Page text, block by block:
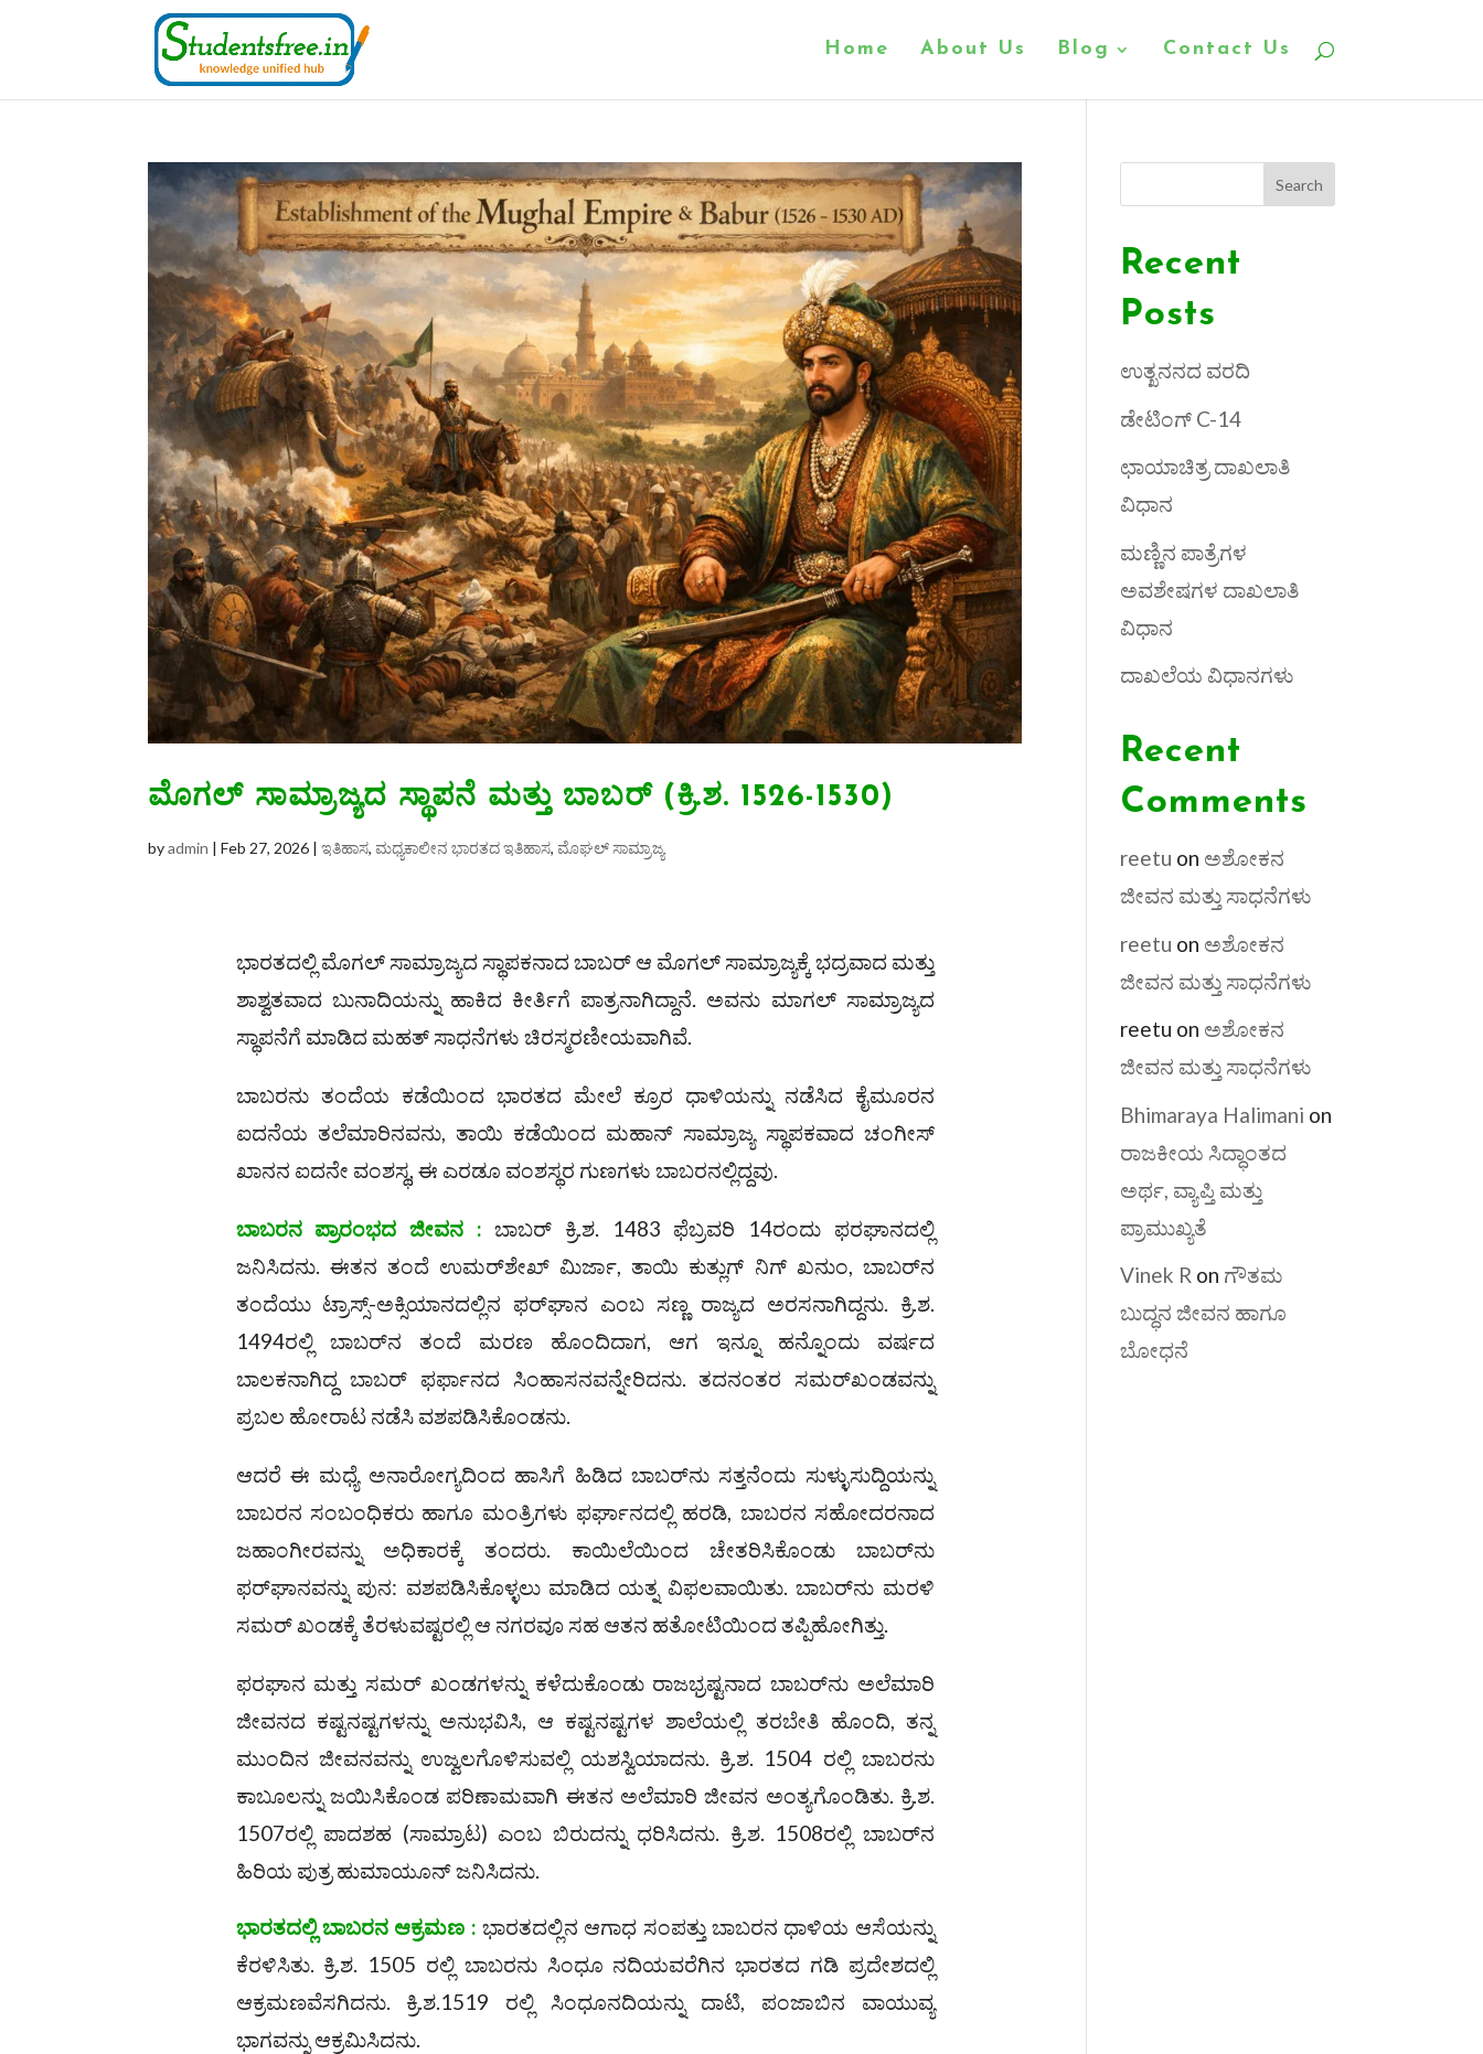
Home About Us Blog Contact Us
ಮೊಗಲ್ ಸಾಮ್ರಾಜ್ಯದ ಸ್ಥಾಪನೆ ಮತ್ತು ಬಾಬರ್ (ಕ್ರಿ.ಶ. 1526-1530)
byadmin |Feb 27, 2026 |ಇತಿಹಾಸ,ಮಧ್ಯಕಾಲೀನ ಭಾರತದ ಇತಿಹಾಸ,ಮೊಘಲ್‌ ಸಾಮ್ರಾಜ್ಯ
ಭಾರತದಲ್ಲಿ ಮೊಗಲ್ ಸಾಮ್ರಾಜ್ಯದ ಸ್ಥಾಪಕನಾದ ಬಾಬ‌ರ್ ಆ ಮೊಗಲ್ ಸಾಮ್ರಾಜ್ಯಕ್ಕೆ ಭದ್ರವಾದ ಮತ್ತು
ಶಾಶ್ವತವಾದ ಬುನಾದಿಯನ್ನು ಹಾಕಿದ ಕೀರ್ತಿಗೆ ಪಾತ್ರನಾಗಿದ್ದಾನೆ. ಅವನು ಮಾಗಲ್ ಸಾಮ್ರಾಜ್ಯದ
ಸ್ಥಾಪನೆಗೆ ಮಾಡಿದ ಮಹತ್ ಸಾಧನೆಗಳು ಚಿರಸ್ಮರಣೀಯವಾಗಿವೆ.
ಬಾಬರನು ತಂದೆಯ ಕಡೆಯಿಂದ ಭಾರತದ ಮೇಲೆ ಕ್ರೂರ ಧಾಳಿಯನ್ನು ನಡೆಸಿದ ಕೈಮೂರನ
ಐದನೆಯ ತಲೆಮಾರಿನವನು, ತಾಯಿ ಕಡೆಯಿಂದ ಮಹಾನ್ ಸಾಮ್ರಾಜ್ಯ ಸ್ಥಾಪಕವಾದ ಚಂಗೀಸ್
ಖಾನನ ಐದನೇ ವಂಶಸ್ಥ, ಈ ಎರಡೂ ವಂಶಸ್ಥರ ಗುಣಗಳು ಬಾಬರನಲ್ಲಿದ್ದವು.
ಬಾಬರನ ಪ್ರಾರಂಭದ ಜೀವನ : ಬಾಬರ್ ಕ್ರಿ.ಶ. 1483 ಫೆಬ್ರವರಿ 14ರಂದು ಫರಘಾನದಲ್ಲಿ
ಜನಿಸಿದನು. ಈತನ ತಂದೆ ಉಮರ್‌ಶೇಖ್ ಮಿರ್ಜಾ, ತಾಯಿ ಕುತ್ಲುಗ್ ನಿಗ್ ಖನುಂ, ಬಾಬರ್‌ನ
ತಂದೆಯು ಟ್ರಾಸ್ಸ್‌-ಅಕ್ಸಿಯಾನದಲ್ಲಿನ ಫ‌ರ್‌ಘಾನ ಎಂಬ ಸಣ್ಣ ರಾಜ್ಯದ ಅರಸನಾಗಿದ್ದನು. ಕ್ರಿ.ಶ.
1494ರಲ್ಲಿ ಬಾಬರ್‌ನ ತಂದೆ ಮರಣ ಹೊಂದಿದಾಗ, ಆಗ ಇನ್ನೂ ಹನ್ನೊಂದು ವರ್ಷದ
ಬಾಲಕನಾಗಿದ್ದ ಬಾಬರ್ ಫರ್ಫಾನದ ಸಿಂಹಾಸನವನ್ನೇರಿದನು. ತದನಂತರ ಸಮ‌ರ್‌ಖಂಡವನ್ನು
ಪ್ರಬಲ ಹೋರಾಟ ನಡೆಸಿ ವಶಪಡಿಸಿಕೊಂಡನು.
ಆದರೆ ಈ ಮಧ್ಯೆ ಅನಾರೋಗ್ಯದಿಂದ ಹಾಸಿಗೆ ಹಿಡಿದ ಬಾಬರ್‌ನು ಸತ್ತನೆಂದು ಸುಳ್ಳುಸುದ್ದಿಯನ್ನು
ಬಾಬರನ ಸಂಬಂಧಿಕರು ಹಾಗೂ ಮಂತ್ರಿಗಳು ಫರ್ಘಾನದಲ್ಲಿ ಹರಡಿ, ಬಾಬರನ ಸಹೋದರನಾದ
ಜಹಾಂಗೀರವನ್ನು ಅಧಿಕಾರಕ್ಕೆ ತಂದರು. ಕಾಯಿಲೆಯಿಂದ ಚೇತರಿಸಿಕೊಂಡು ಬಾಬರ್‌ನು
ಫರ್‌ಘಾನವನ್ನು ಪುನ: ವಶಪಡಿಸಿಕೊಳ್ಳಲು ಮಾಡಿದ ಯತ್ನ ವಿಫಲವಾಯಿತು. ಬಾಬರ್‌ನು ಮರಳಿ
ಸಮರ್ ಖಂಡಕ್ಕೆ ತೆರಳುವಷ್ಟರಲ್ಲಿ ಆ ನಗರವೂ ಸಹ ಆತನ ಹತೋಟಿಯಿಂದ ತಪ್ಪಿಹೋಗಿತ್ತು.
ಫರಘಾನ ಮತ್ತು ಸಮರ್ ಖಂಡಗಳನ್ನು ಕಳೆದುಕೊಂಡು ರಾಜಭ್ರಷ್ಟನಾದ ಬಾಬರ್‌ನು ಅಲೆಮಾರಿ
ಜೀವನದ ಕಷ್ಟನಷ್ಟಗಳನ್ನು ಅನುಭವಿಸಿ, ಆ ಕಷ್ಟನಷ್ಟಗಳ ಶಾಲೆಯಲ್ಲಿ ತರಬೇತಿ ಹೊಂದಿ, ತನ್ನ
ಮುಂದಿನ ಜೀವನವನ್ನು ಉಜ್ವಲಗೊಳಿಸುವಲ್ಲಿ ಯಶಸ್ವಿಯಾದನು. ಕ್ರಿ.ಶ. 1504 ರಲ್ಲಿ ಬಾಬರನು
ಕಾಬೂಲನ್ನು ಜಯಿಸಿಕೊಂಡ ಪರಿಣಾಮವಾಗಿ ಈತನ ಅಲೆಮಾರಿ ಜೀವನ ಅಂತ್ಯಗೊಂಡಿತು. ಕ್ರಿ.ಶ.
1507ರಲ್ಲಿ ಪಾದಶಹ (ಸಾಮ್ರಾಟ) ಎಂಬ ಬಿರುದನ್ನು ಧರಿಸಿದನು. ಕ್ರಿ.ಶ. 1508ರಲ್ಲಿ ಬಾಬರ್‌ನ
ಹಿರಿಯ ಪುತ್ರ ಹುಮಾಯೂನ್ ಜನಿಸಿದನು.
ಭಾರತದಲ್ಲಿ ಬಾಬರನ ಆಕ್ರಮಣ : ಭಾರತದಲ್ಲಿನ ಆಗಾಧ ಸಂಪತ್ತು ಬಾಬರನ ಧಾಳಿಯ ಆಸೆಯನ್ನು
ಕೆರಳಿಸಿತು. ಕ್ರಿ.ಶ. 1505 ರಲ್ಲಿ ಬಾಬರನು ಸಿಂಧೂ ನದಿಯವರೆಗಿನ ಭಾರತದ ಗಡಿ ಪ್ರದೇಶದಲ್ಲಿ
ಆಕ್ರಮಣವೆಸಗಿದನು. ಕ್ರಿ.ಶ.1519 ರಲ್ಲಿ ಸಿಂಧೂನದಿಯನ್ನು ದಾಟಿ, ಪಂಜಾಬಿನ ವಾಯುವ್ಯ
ಭಾಗವನ್ನು ಆಕ್ರಮಿಸಿದನು.
Search
Recent
Posts
ಉತ್ಖನನದ ವರದಿ
ಡೇಟಿಂಗ್ C-14
ಛಾಯಾಚಿತ್ರ ದಾಖಲಾತಿ
ವಿಧಾನ
ಮಣ್ಣಿನ ಪಾತ್ರೆಗಳ
ಅವಶೇಷಗಳ ದಾಖಲಾತಿ
ವಿಧಾನ
ದಾಖಲೆಯ ವಿಧಾನಗಳು
Recent
Comments
reetu on ಅಶೋಕನ
ಜೀವನ ಮತ್ತು ಸಾಧನೆಗಳು
reetu on ಅಶೋಕನ
ಜೀವನ ಮತ್ತು ಸಾಧನೆಗಳು
reetu on ಅಶೋಕನ
ಜೀವನ ಮತ್ತು ಸಾಧನೆಗಳು
Bhimaraya Halimani on
ರಾಜಕೀಯ ಸಿದ್ಧಾಂತದ
ಅರ್ಥ, ವ್ಯಾಪ್ತಿ ಮತ್ತು
ಪ್ರಾಮುಖ್ಯತೆ
Vinek R on ಗೌತಮ
ಬುದ್ಧನ ಜೀವನ ಹಾಗೂ
ಬೋಧನೆ